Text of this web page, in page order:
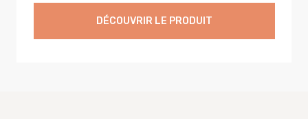
x
i
x
DÉCOUVRIR LE PRODUIT